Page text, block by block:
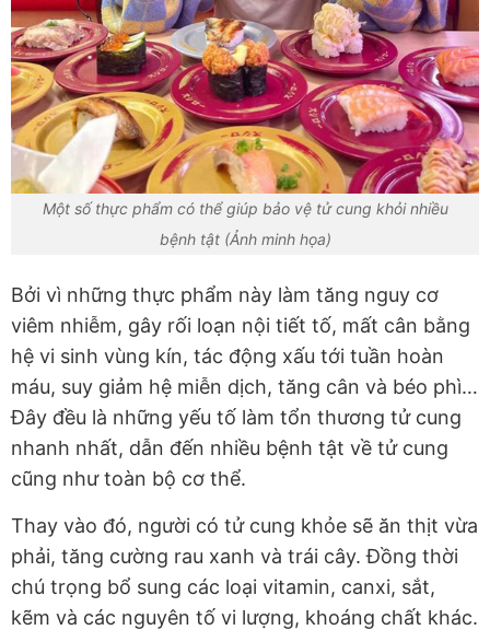
Một số thực phẩm có thể giúp bảo vệ tử cung khỏi nhiều
bệnh tật (Ảnh minh họa)
Bởi vì những thực phẩm này làm tăng nguy cơ
viêm nhiễm, gây rối loạn nội tiết tố, mất cân bằng
hệ vi sinh vùng kín, tác động xấu tới tuần hoàn
máu, suy giảm hệ miễn dịch, tăng cân và béo phì…
Đây đều là những yếu tố làm tổn thương tử cung
nhanh nhất, dẫn đến nhiều bệnh tật về tử cung
cũng như toàn bộ cơ thể.
Thay vào đó, người có tử cung khỏe sẽ ăn thịt vừa
phải, tăng cường rau xanh và trái cây. Đồng thời
chú trọng bổ sung các loại vitamin, canxi, sắt,
kẽm và các nguyên tố vi lượng, khoáng chất khác.